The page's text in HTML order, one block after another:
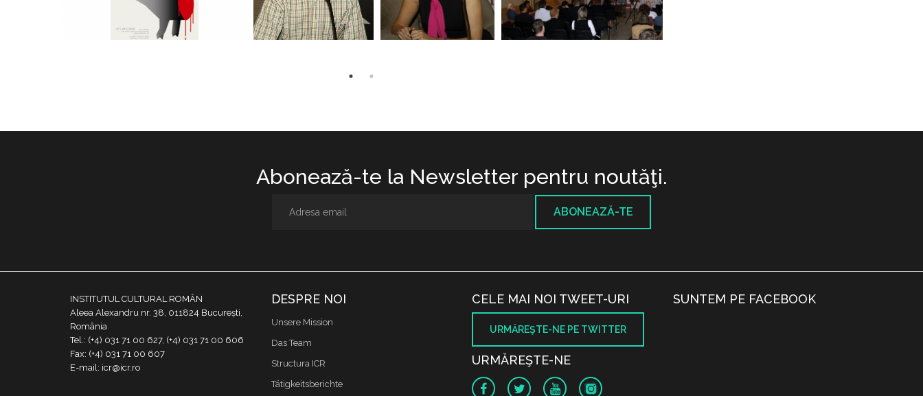
Abonează-te la Newsletter pentru noutăţi.
ABONEAZĂ-TE
INSTITUTUL CULTURAL ROMÂN
Aleea Alexandru nr. 38, 011824 București,
România
Tel.: (+4) 031 71 00 627, (+4) 031 71 00 606
Fax: (+4) 031 71 00 607
E-mail: icr@icr.ro
DESPRE NOI
Unsere Mission
Das Team
Structura ICR
Tätigkeitsberichte
CELE MAI NOI TWEET-URI
URMĂREŞTE-NE PE TWITTER
URMĂREŞTE-NE
SUNTEM PE FACEBOOK